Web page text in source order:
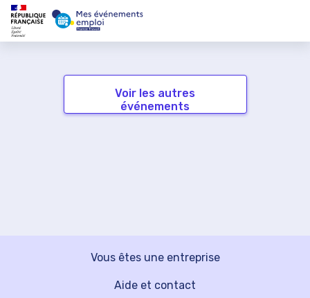
Voir les autres
événements
Vous êtes une entreprise
Aide et contact